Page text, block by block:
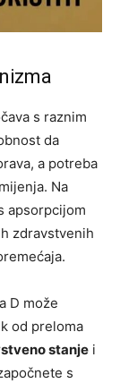
s raznim
da
a potreba
Na
apsorpcijom
zdravstvenih
D može
od preloma
stanje i
s